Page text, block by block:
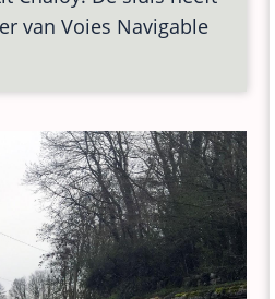
van Voies Navigable